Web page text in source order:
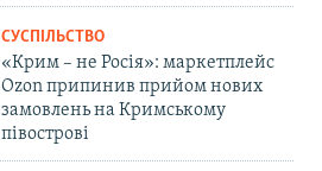
СУСПІЛЬСТВО
«Крим – не Росія»: маркетплейс
Ozon припинив прийом нових
замовлень на Кримському
півострові